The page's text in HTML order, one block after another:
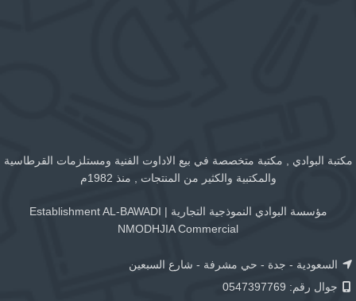
مكتبة البوادي , مكتبة متخصصة في بيع الاداوت الفنية ومستلزمات القرطاسية
والمكتبية والكثير من المنتجات , منذ 1982م
مؤسسة البوادي النموذجية التجارية | Establishment AL-BAWADI
NMODHJIA Commercial
السعودية - جدة - حي مشرفة - شارع السبعين
جوال رقم: 0547397769